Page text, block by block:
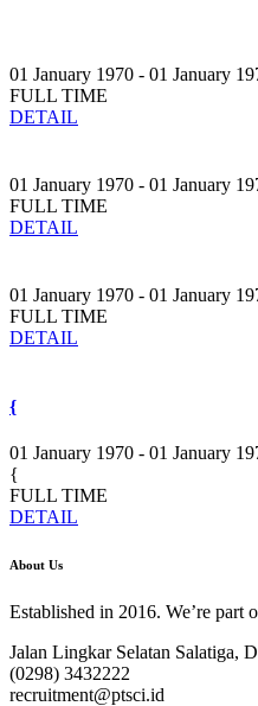
01 January 1970 - 01 January
FULL TIME
DETAIL
01 January 1970 - 01 January
FULL TIME
DETAIL
01 January 1970 - 01 January
FULL TIME
DETAIL
{
01 January 1970 - 01 January
{
FULL TIME
DETAIL
About Us
Established in 2016. We’re
Jalan Lingkar Selatan Salatiga,
(0298) 3432222
recruitment@ptsci.id